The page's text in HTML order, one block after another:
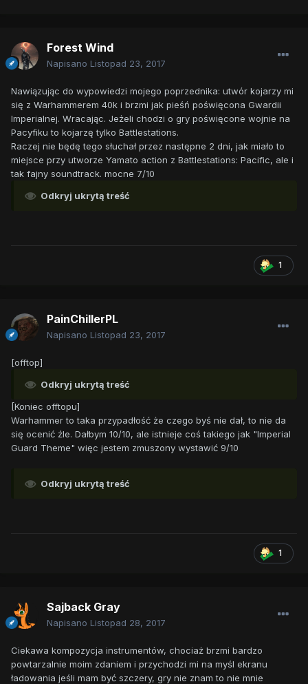
Forest Wind
Napisano Listopad 23, 2017
Nawiązując do wypowiedzi mojego poprzednika: utwór kojarzy mi
się z Warhammerem 40k i brzmi jak pieśń poświęcona Gwardii
Imperialnej. Wracając. Jeżeli chodzi o gry poświęcone wojnie na
Pacyfiku to kojarzę tylko Battlestations.
Raczej nie będę tego słuchał przez następne 2 dni, jak miało to
miejsce przy utworze Yamato action z Battlestations: Pacific, ale i
tak fajny soundtrack. mocne 7/10
Odkryj ukrytą treść
1
PainChillerPL
Napisano Listopad 23, 2017
[offtop]
Odkryj ukrytą treść
[Koniec offtopu]
Warhammer to taka przypadłość że czego byś nie dał, to nie da
się ocenić źle. Dałbym 10/10, ale istnieje coś takiego jak "Imperial
Guard Theme" więc jestem zmuszony wystawić 9/10
Odkryj ukrytą treść
1
Sajback Gray
Napisano Listopad 28, 2017
Ciekawa kompozycja instrumentów, chociaż brzmi bardzo
powtarzalnie moim zdaniem i przychodzi mi na myśl ekranu
ładowania jeśli mam być szczery, gry nie znam to nie mnie